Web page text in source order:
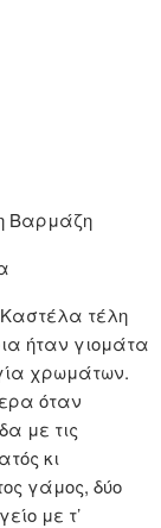
Βαρμάζη
τέλη
ήταν γιομάτα
χρωμάτων.
όταν
με τις
κι
γάμος, δύο
με τ’